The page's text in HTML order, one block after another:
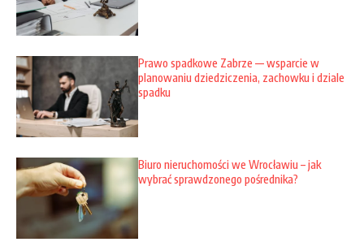
Prawo spadkowe Zabrze — wsparcie w
planowaniu dziedziczenia, zachowku i dziale
spadku
Biuro nieruchomości we Wrocławiu – jak
wybrać sprawdzonego pośrednika?